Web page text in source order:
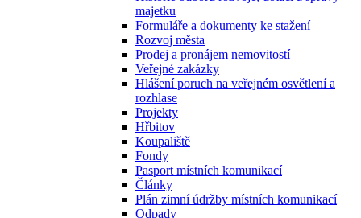
majetku
Formuláře a dokumenty ke stažení
Rozvoj města
Prodej a pronájem nemovitostí
Veřejné zakázky
Hlášení poruch na veřejném osvětlení a
rozhlase
Projekty
Hřbitov
Koupaliště
Fondy
Pasport místních komunikací
Články
Plán zimní údržby místních komunikací
Odpady